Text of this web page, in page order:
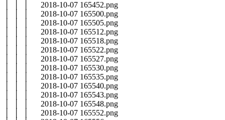
│ │ │ 2018-10-07 165452.png
│ │ │ 2018-10-07 165500.png
│ │ │ 2018-10-07 165505.png
│ │ │ 2018-10-07 165512.png
│ │ │ 2018-10-07 165518.png
│ │ │ 2018-10-07 165522.png
│ │ │ 2018-10-07 165527.png
│ │ │ 2018-10-07 165530.png
│ │ │ 2018-10-07 165535.png
│ │ │ 2018-10-07 165540.png
│ │ │ 2018-10-07 165543.png
│ │ │ 2018-10-07 165548.png
│ │ │ 2018-10-07 165552.png